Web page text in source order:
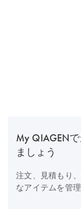
My QIAGEN
ましょう
注文、見積もり
なアイテムを管理